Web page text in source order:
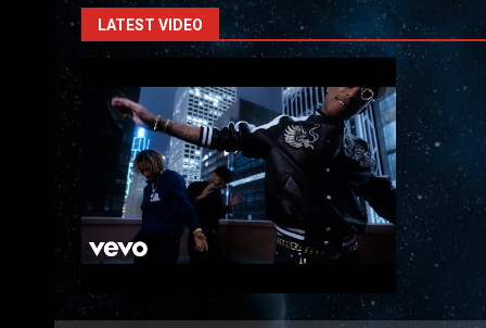
LATEST VIDEO